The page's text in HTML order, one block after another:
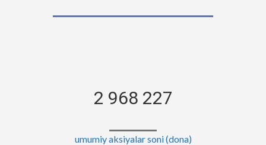
2 968 227
umumiy aksiyalar soni (dona)